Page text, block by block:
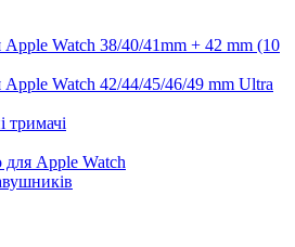
Watch 38/40/41mm + 42 mm (10
Watch 42/44/45/46/49 mm Ultra
тримачі
для Apple Watch